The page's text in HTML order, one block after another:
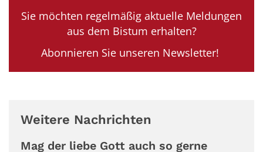
Sie möchten regelmäßig aktuelle Meldungen
aus dem Bistum erhalten?
Abonnieren Sie unseren Newsletter!
Weitere Nachrichten
Mag der liebe Gott auch so gerne